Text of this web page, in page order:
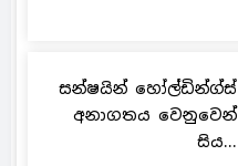
සන්ෂයින් හෝල්ඩින්ග්ස්
අනාගතය වෙනුවෙන්
සිය...